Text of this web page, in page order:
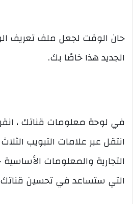
حان الوقت لجعل ملف تعريف
الجديد هذا خاصًا بك.
في لوحة معلومات قناتك ،
انتقل عبر علامات التبويب
التجارية والمعلومات
التي ستساعد في تحسين